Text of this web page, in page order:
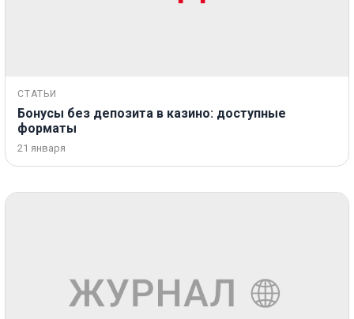
СТАТЬИ
Бонусы без депозита в казино: доступные
форматы
21 января